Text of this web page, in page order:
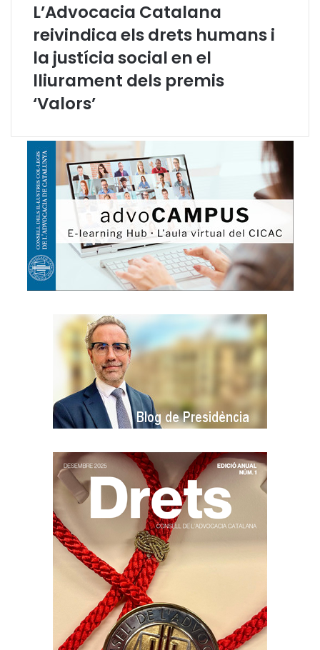
L’Advocacia Catalana
reivindica els drets humans i
la justícia social en el
lliurament dels premis
‘Valors’